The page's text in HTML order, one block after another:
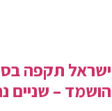
ישראל תקפה
הושמד – שניים